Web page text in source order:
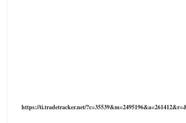
https://ti.tradetracker.net/